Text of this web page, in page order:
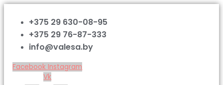
+375 29 630-08-95
+375 29 76-87-333
info@valesa.by
Facebook Instagram
Vk